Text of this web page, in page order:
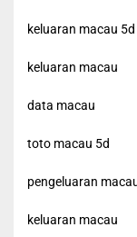
keluaran macau 5d
keluaran macau
data macau
toto macau 5d
pengeluaran
keluaran macau